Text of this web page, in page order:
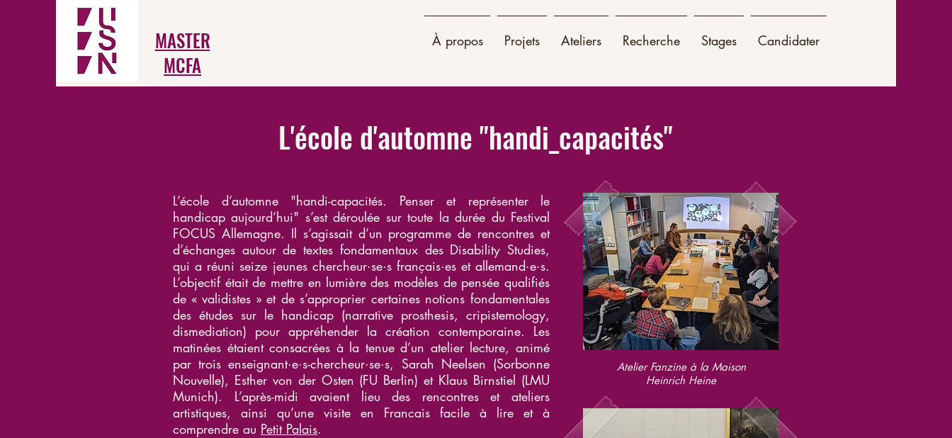
MASTER
MCFA
À propos Projets Ateliers Recherche Stages Candidater
L'école d'automne "handi_capacités"
L’école d’automne "handi-capacités. Penser et représenter le
handicap aujourd’hui" s’est déroulée sur toute la durée du Festival
FOCUS Allemagne. Il s’agissait d’un programme de rencontres et
d’échanges autour de textes fondamentaux des Disability Studies,
qui a réuni seize jeunes chercheur·se·s français·es et allemand·e·s.
L’objectif était de mettre en lumière des modèles de pensée qualifiés
de « validistes » et de s’approprier certaines notions fondamentales
des études sur le handicap (narrative prosthesis, cripistemology,
dismediation) pour appréhender la création contemporaine. Les
matinées étaient consacrées à la tenue d’un atelier lecture, animé
par trois enseignant·e·s-chercheur·se·s, Sarah Neelsen (Sorbonne
Nouvelle), Esther von der Osten (FU Berlin) et Klaus Birnstiel (LMU
Munich). L’après-midi avaient lieu des rencontres et ateliers
artistiques, ainsi qu’une visite en Francais facile à lire et à
comprendre au Petit Palais.
Atelier Fanzine à la Maison
Heinrich Heine